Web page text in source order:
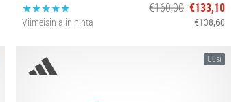
€160,00 €133,10
Viimeisin alin hinta €138,60
37⅓ 38 38⅔ 39⅓ 40 40⅔ 41⅓ 42 42⅔ 43⅓ 44Uusi